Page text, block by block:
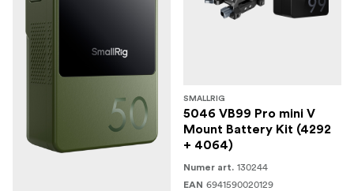
SMALLRIG
5046 VB99 Pro mini V
Mount Battery Kit (4292
+ 4064)
Numer art. 130244
EAN 6941590020129